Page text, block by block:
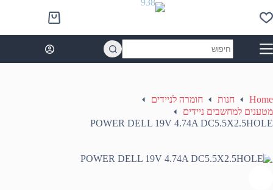
to
content
Shopping
cart
results
Home חנות
חומרה לניידים
מטענים למחשבים ניידים
POWER DELL 19V 4.74A DC5.5X2.5HOLE